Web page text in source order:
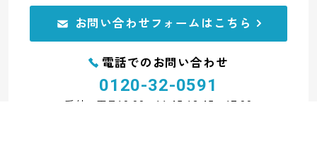
お問い合わせフォームはこちら
電話でのお問い合わせ
0120-32-0591
受付：平日10:00～11:45 12:45～17:00